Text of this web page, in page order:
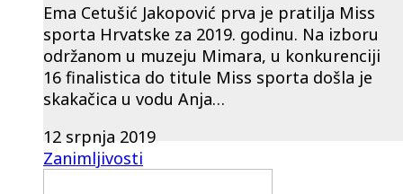
Ema Cetušić Jakopović prva je pratilja Miss
sporta Hrvatske za 2019. godinu. Na izboru
održanom u muzeju Mimara, u konkurenciji
16 finalistica do titule Miss sporta došla je
skakačica u vodu Anja…
12 srpnja 2019
Zanimljivosti